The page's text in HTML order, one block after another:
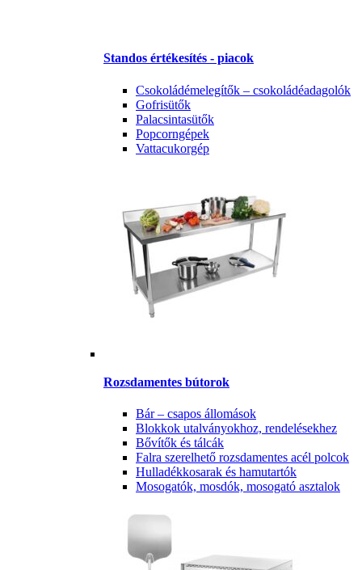
Standos értékesítés - piacok
Csokoládémelegítők – csokoládéadagolók
Gofrisütők
Palacsintasütők
Popcorngépek
Vattacukorgép
Rozsdamentes bútorok
Bár – csapos állomások
Blokkok utalványokhoz, rendelésekhez
Bővítők és tálcák
Falra szerelhető rozsdamentes acél polcok
Hulladékkosarak és hamutartók
Mosogatók, mosdók, mosogató asztalok